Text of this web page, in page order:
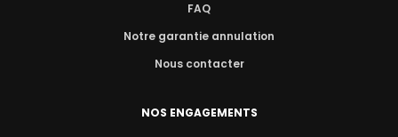
FAQ
Notre garantie annulation
Nous contacter
NOS ENGAGEMENTS